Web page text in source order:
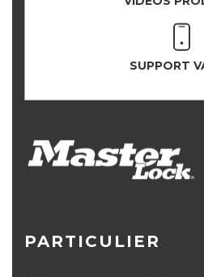
SUPPORT
PARTICULIER